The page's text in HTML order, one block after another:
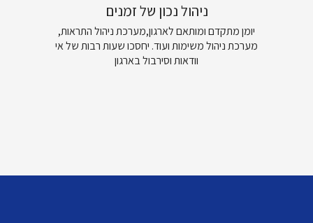
ניהול נכון של זמנים
יומן מתקדם ומותאם לארגון,מערכת ניהול התראות,
מערכת ניהול משימות ועוד. יחסכו שעות רבות של אי
וודאות וסירבול בארגון